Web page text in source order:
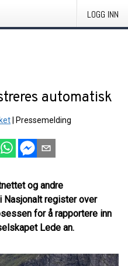
LOGG INN
automatisk
Pressemelding
og andre
register over
for å rapportere inn
Lede an.